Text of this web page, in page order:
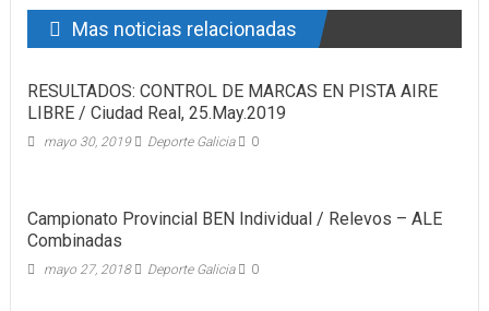
Mas noticias relacionadas
RESULTADOS: CONTROL DE MARCAS EN PISTA AIRE
LIBRE / Ciudad Real, 25.May.2019
mayo 30, 2019 Deporte Galicia 0
Campionato Provincial BEN Individual / Relevos – ALE
Combinadas
mayo 27, 2018 Deporte Galicia 0